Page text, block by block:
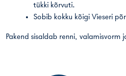
tükki kõrvuti.
Sobib kokku kõigi Vieseri
Pakend sisaldab renni, valamisvorm